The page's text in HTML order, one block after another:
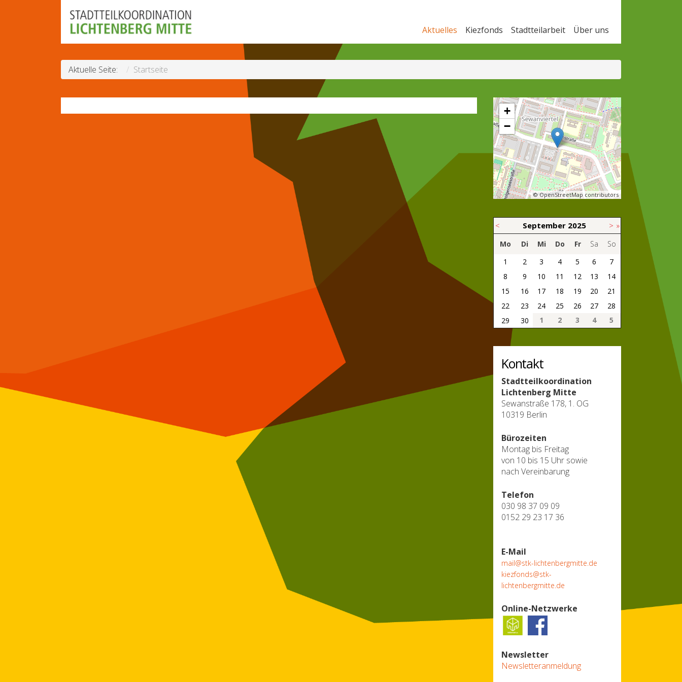
Aktuelles Kiezfonds Stadtteilarbeit Über uns
Aktuelle Seite: Startseite
+
−
© OpenStreetMap contributors
< September 2025 > »
Mo Di Mi Do Fr Sa
So
1
2 3 4 5 6
7
8
9 10 11 12 13
14
15
16 17 18 19 20
21
22
23 24 25 26 27
28
29
30 1 2 3 4 5
Kontakt
Stadtteilkoordination
Lichtenberg Mitte
Sewanstraße 178, 1. OG
10319 Berlin
Bürozeiten
Montag bis Freitag
von 10 bis 15 Uhr sowie
nach Vereinbarung
Telefon
030 98 37 09 09
0152 29 23 17 36
E-Mail
mail@stk-lichtenbergmitte.de
kiezfonds@stk-
lichtenbergmitte.de
Online-Netzwerke
Newsletter
Newsletteranmeldung